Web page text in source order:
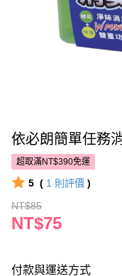
依必朗簡單任務
超取滿NT$390免運
5 ( 1 則評價 )
NT$85
NT$75
付款與運送方式